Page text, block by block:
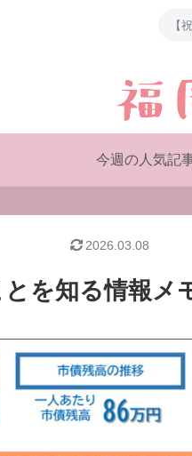
【
今週の人気記
を知る情報メ
2026.03.08